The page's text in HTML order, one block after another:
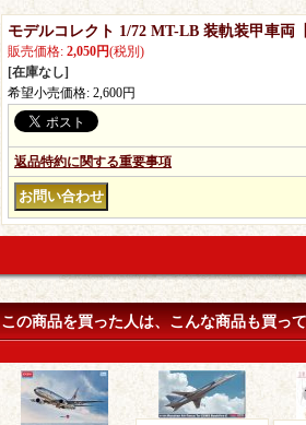
モデルコレクト 1/72 MT-LB 装軌装甲車両
販売価格: 2,050円(税別)
[在庫なし]
希望小売価格: 2,600円
返品特約に関する重要事項
この商品を買った人は、こんな商品も買っ